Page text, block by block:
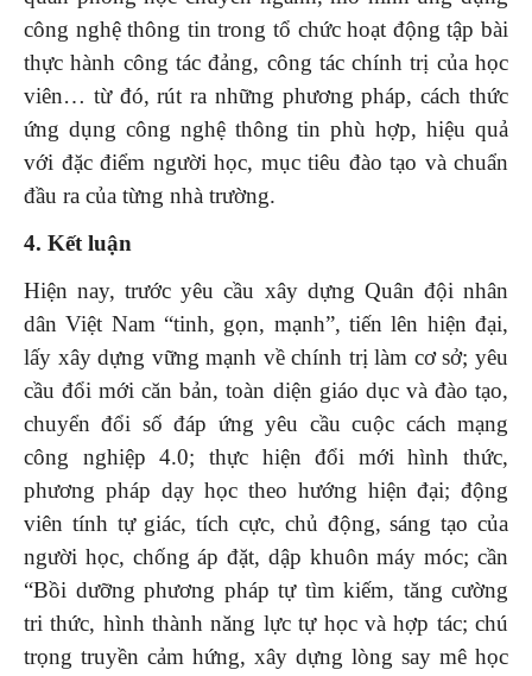
công nghệ thông tin trong tổ chức hoạt động tập bài
thực hành công tác đảng, công tác chính trị của học
viên… từ đó, rút ra những phương pháp, cách thức
ứng dụng công nghệ thông tin phù hợp, hiệu quả
với đặc điểm người học, mục tiêu đào tạo và chuẩn
đầu ra của từng nhà trường.
4. Kết luận
Hiện nay, trước yêu cầu xây dựng Quân đội nhân
dân Việt Nam “tinh, gọn, mạnh”, tiến lên hiện đại,
lấy xây dựng vững mạnh về chính trị làm cơ sở; yêu
cầu đổi mới căn bản, toàn diện giáo dục và đào tạo,
chuyển đổi số đáp ứng yêu cầu cuộc cách mạng
công nghiệp 4.0; thực hiện đổi mới hình thức,
phương pháp dạy học theo hướng hiện đại; động
viên tính tự giác, tích cực, chủ động, sáng tạo của
người học, chống áp đặt, dập khuôn máy móc; cần
“Bồi dưỡng phương pháp tự tìm kiếm, tăng cường
tri thức, hình thành năng lực tự học và hợp tác; chú
trọng truyền cảm hứng, xây dựng lòng say mê học